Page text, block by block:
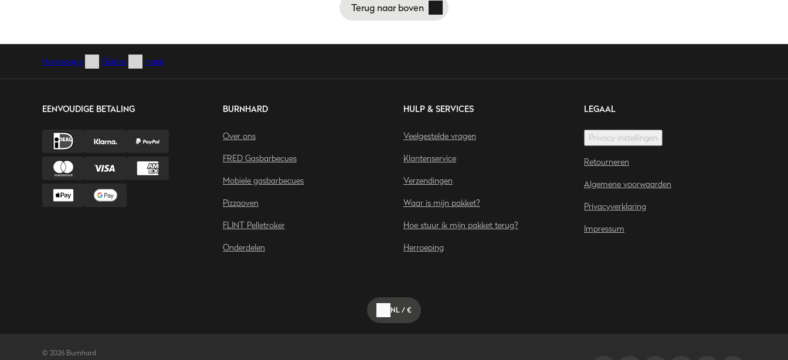
Terug naar boven
Homepage Guides Hack
EENVOUDIGE BETALING BURNHARD
Over ons
FRED Gasbarbecues
Mobiele gasbarbecues
Pizzaoven
FLINT Pelletroker
Onderdelen
HULP & SERVICES
Veelgestelde vragen
Klantenservice
Verzendingen
Waar is mijn pakket?
Hoe stuur ik mijn pakket terug?
Herroeping
LEGAAL
Privacy instellingen
Retourneren
Algemene voorwaarden
Privacyverklaring
Impressum
NL/€
© 2026 Burnhard